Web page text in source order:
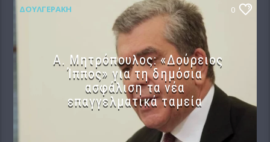
ΔΟΥΛΓΕΡΆΚΗ 0
Α. Μητρόπουλος: «Δούρειος
Ίππος» για τη δημόσια
ασφάλιση τα νέα
επαγγελματικά ταμεία